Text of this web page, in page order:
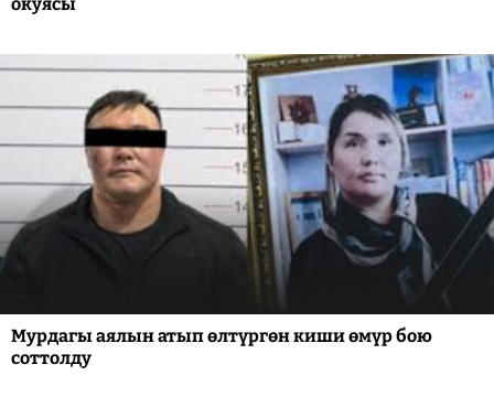
Мурдагы аялын атып өлтүргөн киши өмүр бою
соттолду